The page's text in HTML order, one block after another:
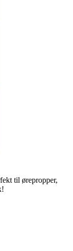
til ørepropper,